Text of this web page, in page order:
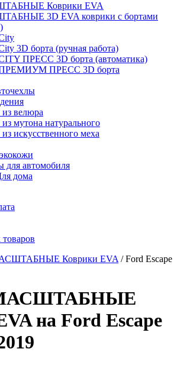
Коврики EVA
3D EVA коврики с бортами
3D борта (ручная работа)
ПРЕСС 3D борта (автоматика)
ПРЕСС 3D борта
велюра
мутона натурального
искусственного меха
для автомобиля
дома
Коврики EVA / Ford Escape
на Ford Escape